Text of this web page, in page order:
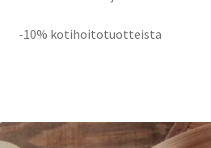
-10% kotihoitotuotteista